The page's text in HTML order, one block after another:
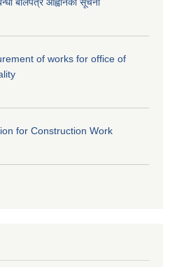
of works for office of
for Construction Work